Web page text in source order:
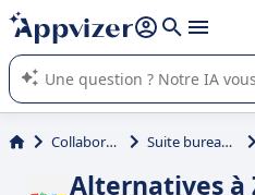
répondre (plusieurs lignes avec
L'IA de Appvizer vous guide dans
logiciel SaaS en entreprise.
Collaboration Suite bureautique
Alternatives à